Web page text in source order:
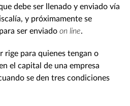
debe ser llenado y enviado vía
y próximamente se
ser enviado on line.
rige para quienes tengan o
el capital de una empresa
se den tres condiciones